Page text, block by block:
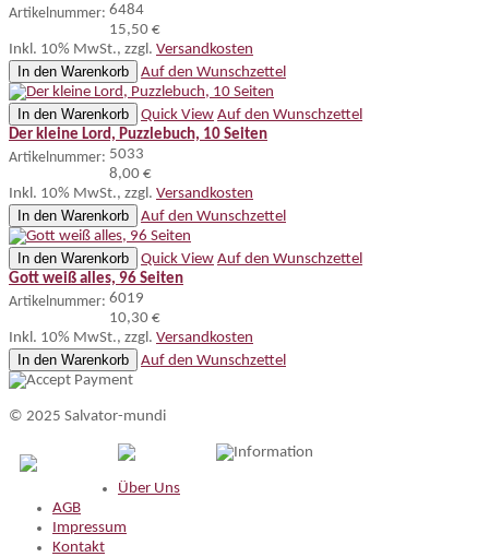
Artikelnummer: 6484
15,50 €
Inkl. 10% MwSt., zzgl. Versandkosten
In den Warenkorb
Auf den Wunschzettel
In den Warenkorb Quick View Auf den Wunschzettel
Der kleine Lord, Puzzlebuch, 10 Seiten
Artikelnummer: 5033
8,00 €
Inkl. 10% MwSt., zzgl. Versandkosten
In den Warenkorb
Auf den Wunschzettel
In den Warenkorb Quick View Auf den Wunschzettel
Gott weiß alles, 96 Seiten
Artikelnummer: 6019
10,30 €
Inkl. 10% MwSt., zzgl. Versandkosten
In den Warenkorb
Auf den Wunschzettel
© 2025 Salvator-mundi
Information
Über Uns
AGB
Impressum
Kontakt